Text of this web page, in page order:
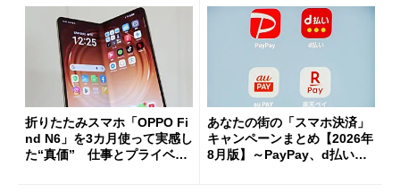
折りたたみスマホ「OPPO Fi
nd N6」を3カ月使って実感し
た“真価” 仕事とプライベー
あなたの街の「スマホ決済」
キャンペーンまとめ【2026年
8月版】～PayPay、d払い、a